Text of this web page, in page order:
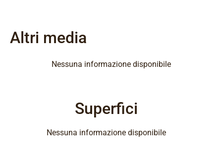
Altri media
Nessuna informazione disponibile
Superfici
Nessuna informazione disponibile